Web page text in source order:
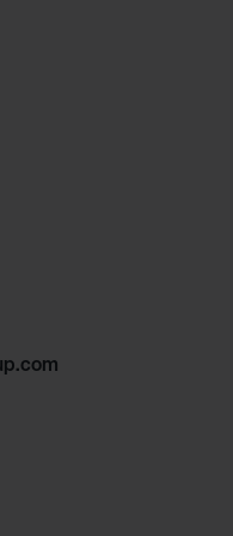
données
de privacidad
Privacy Policy
Policy